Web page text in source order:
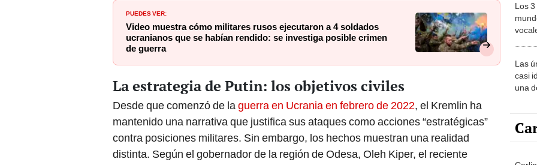
PUEDES VER:
Video muestra cómo militares rusos ejecutaron a 4 soldados
ucranianos que se habían rendido: se investiga posible crimen
de guerra
La estrategia de Putin: los objetivos civiles
Desde que comenzó de laguerra en Ucrania en febrero de 2022, el Kremlin ha
mantenido una narrativa que justifica sus ataques como acciones “estratégicas”
contra posiciones militares. Sin embargo, los hechos muestran una realidad
distinta. Según el gobernador de la región de Odesa, Oleh Kiper, el reciente
Los
Las
casi
una